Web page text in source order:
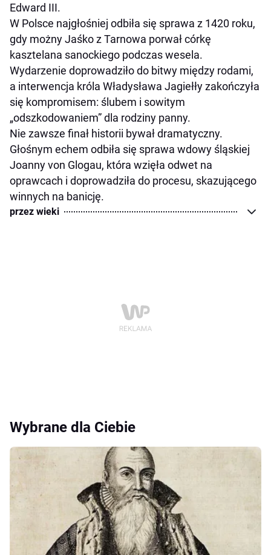
Edward III.
W Polsce najgłośniej odbiła się sprawa z 1420 roku,
gdy możny Jaśko z Tarnowa porwał córkę
kasztelana sanockiego podczas wesela.
Wydarzenie doprowadziło do bitwy między rodami,
a interwencja króla Władysława Jagiełły zakończyła
się kompromisem: ślubem i sowitym
„odszkodowaniem” dla rodziny panny.
Nie zawsze finał historii bywał dramatyczny.
Głośnym echem odbiła się sprawa wdowy śląskiej
Joanny von Glogau, która wzięła odwet na
oprawcach i doprowadziła do procesu, skazującego
winnych na banicję.
przez wieki
Wybrane dla Ciebie